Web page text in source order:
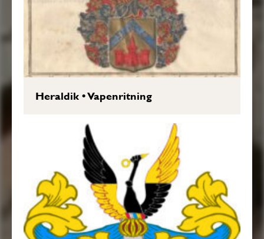
Heraldik•Vapenritning